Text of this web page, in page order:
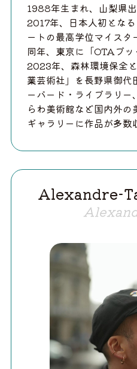
1988年生まれ、山梨県出
2017年、日本人初とな
ートの最高学位マイスタ
同年、東京に「OTAブッ
2023年、森林環境保全
業芸術社」を長野県御
ーバード・ライブラリー
らわ美術館など国内外
ギャラリーに作品が多数
Alexandre-